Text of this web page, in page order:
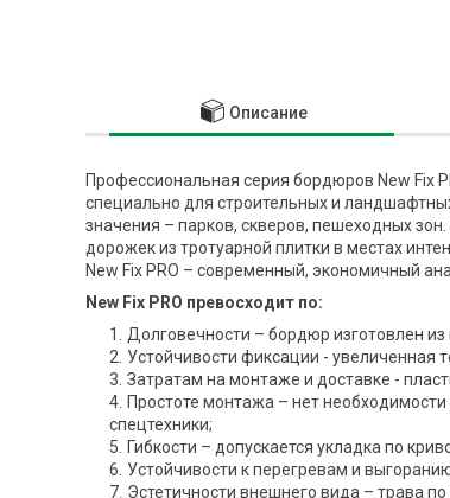
Описание
Профессиональная серия бордюров New Fix
специально для строительных и
значения – парков, скверов, пешеходных
дорожек из тротуарной плитки в местах
New Fix PRO – современный, экономичный
New Fix PRO превосходит по:
Долговечности – бордюр изготовлен
Устойчивости фиксации - увеличенная
Затратам на монтаже и доставке -
Простоте монтажа – нет
спецтехники;
Гибкости – допускается укладка по
Устойчивости к перегревам и
Эстетичности внешнего вида – трава